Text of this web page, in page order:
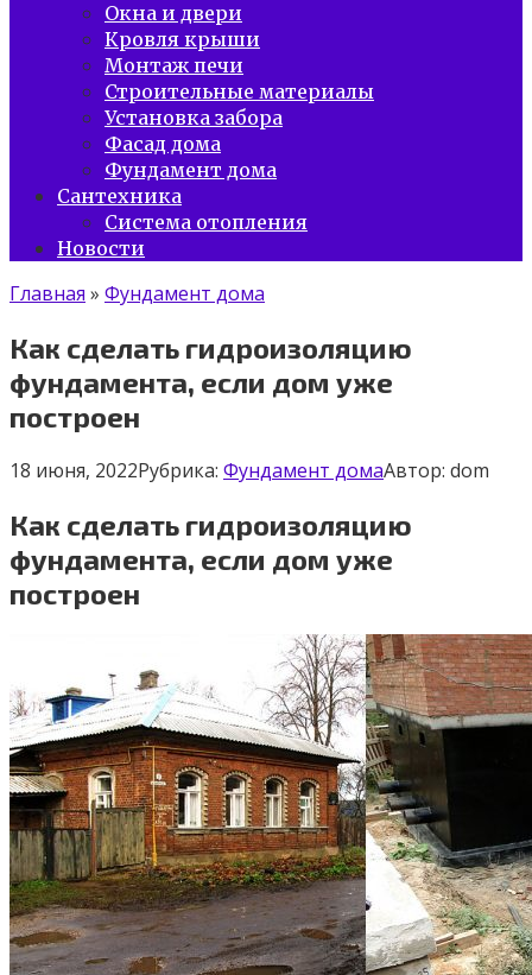
Окна и двери
Кровля крыши
Монтаж печи
Строительные материалы
Установка забора
Фасад дома
Фундамент дома
Сантехника
Система отопления
Новости
Главная » Фундамент дома
Как сделать гидроизоляцию
фундамента, если дом уже
построен
18 июня, 2022Рубрика: Фундамент домаАвтор: dom
Как сделать гидроизоляцию
фундамента, если дом уже
построен